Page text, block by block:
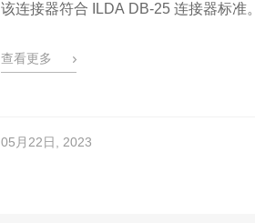
该连接器符合 ILDA DB-25 连接器标准。
查看更多
05月22日, 2023